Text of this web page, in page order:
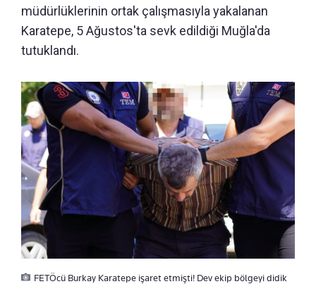
müdürlüklerinin ortak çalışmasıyla yakalanan
Karatepe, 5 Ağustos'ta sevk edildiği Muğla'da
tutuklandı.
FETÖcü Burkay Karatepe işaret etmişti! Dev ekip bölgeyi didik